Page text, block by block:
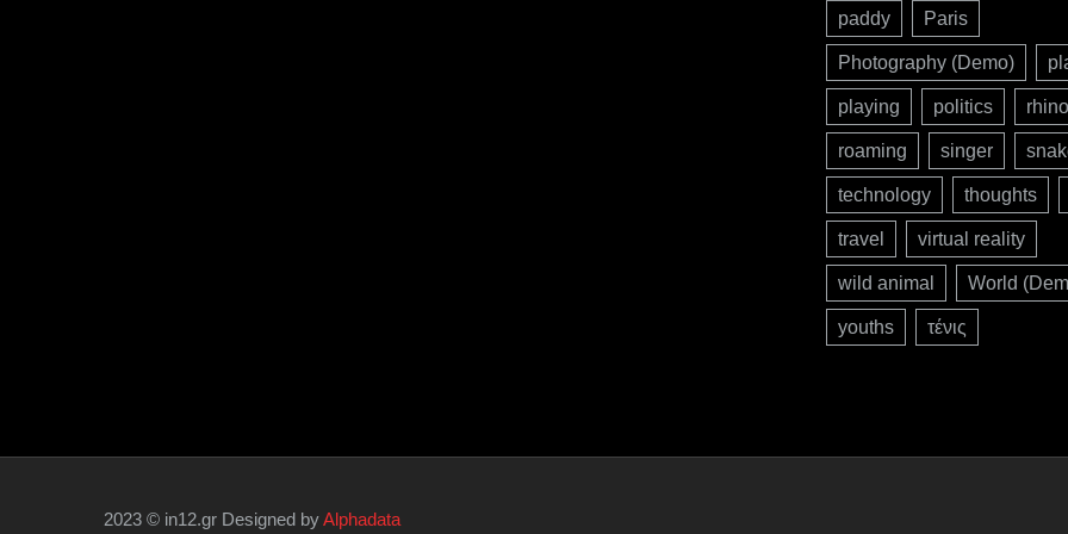
paddy Paris
Photography (Demo)
playing politics rhino
roaming singer
technology thoughts
travel virtual reality
wild animal World
youths τένις
2023 © in12.gr Designed byAlphadata